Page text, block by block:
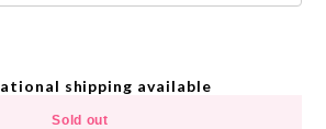
shipping available
Sold out